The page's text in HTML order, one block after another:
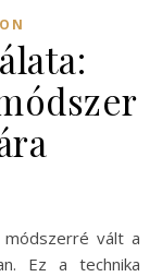
Ez a technika